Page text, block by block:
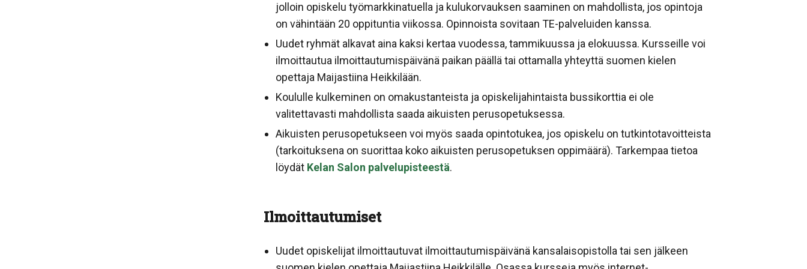
jolloin opiskelu työmarkkinatuella ja kulukorvauksen saaminen on mahdollista, jos opintoja
on vähintään 20 oppituntia viikossa. Opinnoista sovitaan TE-palveluiden kanssa.
Uudet ryhmät alkavat aina kaksi kertaa vuodessa, tammikuussa ja elokuussa. Kursseille voi
ilmoittautua ilmoittautumispäivänä paikan päällä tai ottamalla yhteyttä suomen kielen
opettaja Maijastiina Heikkilään.
Koululle kulkeminen on omakustanteista ja opiskelijahintaista bussikorttia ei ole
valitettavasti mahdollista saada aikuisten perusopetuksessa.
Aikuisten perusopetukseen voi myös saada opintotukea, jos opiskelu on tutkintotavoitteista
(tarkoituksena on suorittaa koko aikuisten perusopetuksen oppimäärä). Tarkempaa tietoa
löydät Kelan Salon palvelupisteestä.
Ilmoittautumiset
Uudet opiskelijat ilmoittautuvat ilmoittautumispäivänä kansalaisopistolla tai sen jälkeen